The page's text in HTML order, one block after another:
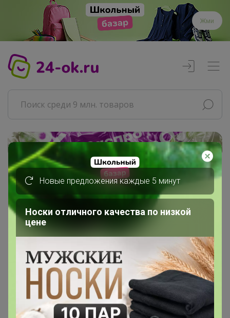
Жми
Реклама
Главная
nina74
Сообщения пользователя
Сообщения пользователя —nina74
1 3 4
Показаны записи1-10 из150.
Новые предложения каждые 5 минут
Носки отличного качества по низкой
цене